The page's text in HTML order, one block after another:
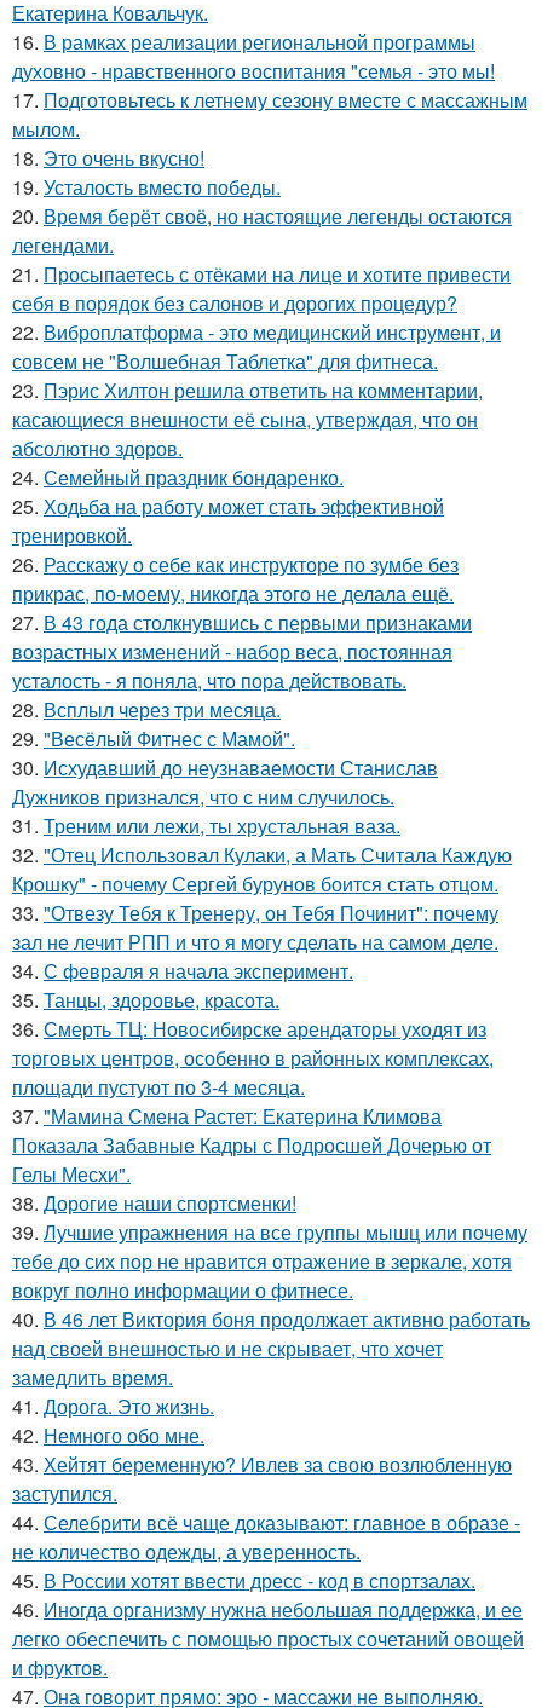
Екатерина Ковальчук.
16. В рамках реализации региональной программы
духовно - нравственного воспитания "семья - это мы!
17. Подготовьтесь к летнему сезону вместе с массажным
мылом.
18. Это очень вкусно!
19. Усталость вместо победы.
20. Время берёт своё, но настоящие легенды остаются
легендами.
21. Просыпаетесь с отёками на лице и хотите привести
себя в порядок без салонов и дорогих процедур?
22. Виброплатформа - это медицинский инструмент, и
совсем не "Волшебная Таблетка" для фитнеса.
23. Пэрис Хилтон решила ответить на комментарии,
касающиеся внешности её сына, утверждая, что он
абсолютно здоров.
24. Семейный праздник бондаренко.
25. Ходьба на работу может стать эффективной
тренировкой.
26. Расскажу о себе как инструкторе по зумбе без
прикрас, по-моему, никогда этого не делала ещё.
27. В 43 года столкнувшись с первыми признаками
возрастных изменений - набор веса, постоянная
усталость - я поняла, что пора действовать.
28. Всплыл через три месяца.
29. "Весёлый Фитнес с Мамой".
30. Исхудавший до неузнаваемости Станислав
Дужников признался, что с ним случилось.
31. Треним или лежи, ты хрустальная ваза.
32. "Отец Использовал Кулаки, а Мать Считала Каждую
Крошку" - почему Сергей бурунов боится стать отцом.
33. "Отвезу Тебя к Тренеру, он Тебя Починит": почему
зал не лечит РПП и что я могу сделать на самом деле.
34. С февраля я начала эксперимент.
35. Танцы, здоровье, красота.
36. Смерть ТЦ: Новосибирске арендаторы уходят из
торговых центров, особенно в районных комплексах,
площади пустуют по 3-4 месяца.
37. "Мамина Смена Растет: Екатерина Климова
Показала Забавные Кадры с Подросшей Дочерью от
Гелы Месхи".
38. Дорогие наши спортсменки!
39. Лучшие упражнения на все группы мышц или почему
тебе до сих пор не нравится отражение в зеркале, хотя
вокруг полно информации о фитнесе.
40. В 46 лет Виктория боня продолжает активно работать
над своей внешностью и не скрывает, что хочет
замедлить время.
41. Дорога. Это жизнь.
42. Немного обо мне.
43. Хейтят беременную? Ивлев за свою возлюбленную
заступился.
44. Селебрити всё чаще доказывают: главное в образе -
не количество одежды, а уверенность.
45. В России хотят ввести дресс - код в спортзалах.
46. Иногда организму нужна небольшая поддержка, и ее
легко обеспечить с помощью простых сочетаний овощей
и фруктов.
47. Она говорит прямо: эро - массажи не выполняю.